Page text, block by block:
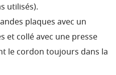
utilisés).
plaques avec un
et collé avec une presse
le cordon toujours dans la